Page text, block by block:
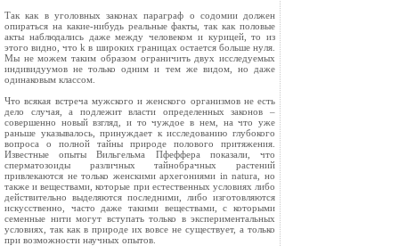
Так как в уголовных законах параграф о содомии должен
опираться на какие‑нибудь реальные факты, так как половые
акты наблюдались даже между человеком и курицей, то из
этого видно, что k в широких границах остается больше нуля.
Мы не можем таким образом ограничить двух исследуемых
индивидуумов не только одним и тем же видом, но даже
одинаковым классом.
Что всякая встреча мужского и женского организмов не есть
дело случая, а подлежит власти определенных законов –
совершенно новый взгляд, и то чуждое в нем, на что уже
раньше указывалось, принуждает к исследованию глубокого
вопроса о полной тайны природе полового притяжения.
Известные опыты Вильгельма Пфеффера показали, что
сперматозоиды различных тайнобрачных растений
привлекаются не только женскими архегониями in natura, но
также и веществами, которые при естественных условиях либо
действительно выделяются последними, либо изготовляются
искусственно, часто даже такими веществами, с которыми
семенные нити могут вступать только в экспериментальных
условиях, так как в природе их вовсе не существует, а только
при возможности научных опытов.